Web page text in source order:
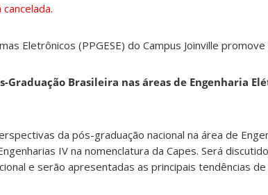
Eletrônicos (PPGESE) do Campus Joinville
Graduação Brasileira nas áreas de Engenharia
da pós-graduação nacional na área de
IV na nomenclatura da Capes. Será
e serão apresentadas as principais tendências de